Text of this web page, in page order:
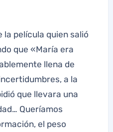
la película quien salió
que «María era
llena de
a la
que llevara una
Queríamos
el peso